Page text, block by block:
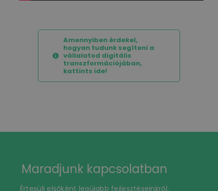
Amennyiben érdekel,
hogyan tudunk segíteni a
vállalatod digitális
transzformációjában,
kattints ide!
Maradjunk kapcsolatban
Értesülj elsőként legújabb fejlesztéseinkről,